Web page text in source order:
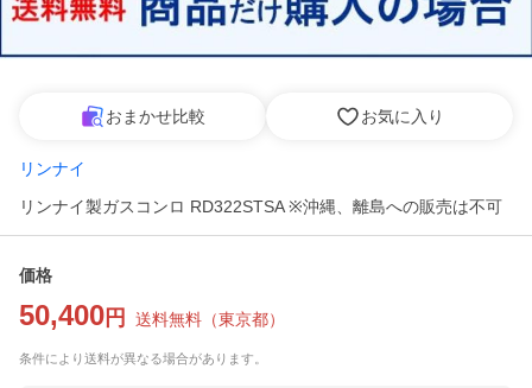
おまかせ比較 お気に入り
リンナイ
リンナイ製ガスコンロ RD322STSA ※沖縄、離島への販売は不可
価格
50,400 円 送料無料 （東京都）
条件により送料が異なる場合があります。